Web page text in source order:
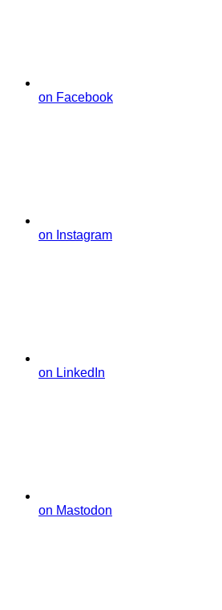
on Facebook
on Instagram
on LinkedIn
on Mastodon